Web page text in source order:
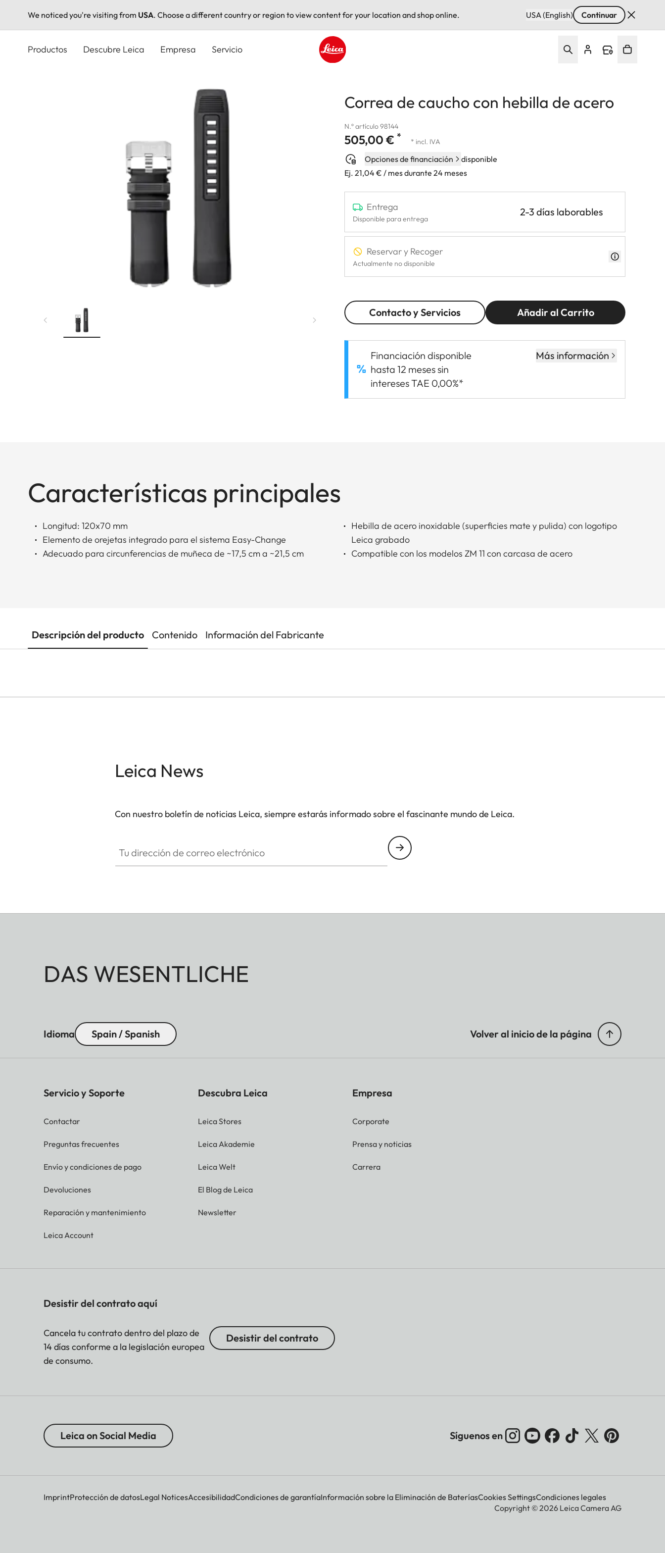
We noticed you're visiting from USA. Choose a different country or region to view content for your location and shop online. USA (English) Continuar
Productos Descubre Leica Empresa Servicio
Correa de caucho con hebilla de acero
N.º artículo 98144
505,00 € * * incl. IVA
Opciones de financiación
disponible
Ej. 21,04 € / mes durante 24 meses
Entrega
Disponible para entrega
2-3 días laborables
Reservar y Recoger
Actualmente no disponible
Contacto y Servicios Añadir al Carrito
Financiación disponible
hasta 12 meses sin
intereses TAE 0,00%*
Más información
Características principales
Longitud: 120x70 mm
Elemento de orejetas integrado para el sistema Easy-Change
Adecuado para circunferencias de muñeca de ~17,5 cm a ~21,5 cm
Hebilla de acero inoxidable (superficies mate y pulida) con logotipo
Leica grabado
Compatible con los modelos ZM 11 con carcasa de acero
Descripción del producto Contenido Información del Fabricante
Leica News
Con nuestro boletín de noticias Leica, siempre estarás informado sobre el fascinante mundo de Leica.
DAS WESENTLICHE
Idioma Spain / Spanish Volver al inicio de la página
Servicio y Soporte
Contactar
Preguntas frecuentes
Envío y condiciones de pago
Devoluciones
Reparación y mantenimiento
Leica Account
Descubra Leica
Leica Stores
Leica Akademie
Leica Welt
El Blog de Leica
Newsletter
Empresa
Corporate
Prensa y noticias
Carrera
Desistir del contrato aquí
Cancela tu contrato dentro del plazo de
14 días conforme a la legislación europea
de consumo.
Desistir del contrato
Leica on Social Media Síguenos en
ImprintProtección de datosLegal NoticesAccesibilidadCondiciones de garantíaInformación sobre la Eliminación de BateríasCookies SettingsCondiciones legales
Copyright © 2026 Leica Camera AG